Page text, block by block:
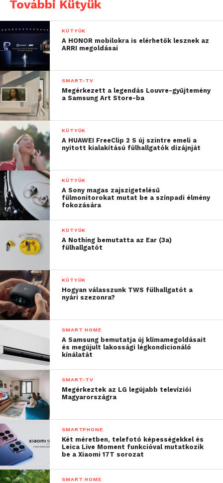
digitális banki megoldásokkal támogatott,
kiszolgáltatott helyzetű ügyfelek számára nyújt
szolgáltatásokat. A gyűrű eredetileg az ő igényeikre
készült, de mára bárki számára elérhető, aki
kényelmes, diszkrét és biztonságos fizetési
alternatívát keres.
A termék mostantól hivatalosan is megvásárolható
Magyarországonhttps://ringpay.com/hu-hu
További friss híreket talál aTechnokratafőoldalán!
Csatlakozzon hozzánk a
További Kütyük
KÜTYÜK
A HONOR mobilokra is elérhetők lesznek az
ARRI megoldásai
SMART-TV
Megérkezett a legendás Louvre-gyűjtemény
a Samsung Art Store-ba
KÜTYÜK
A HUAWEI FreeClip 2 S új szintre emeli a
nyitott kialakítású fülhallgatók dizájnját
KÜTYÜK
A Sony magas zajszigetelésű
fülmonitorokat mutat be a színpadi élmény
fokozására
KÜTYÜK
A Nothing bemutatta az Ear (3a)
fülhallgatót
KÜTYÜK
Hogyan válasszunk TWS fülhallgatót a
nyári szezonra?
SMART HOME
A Samsung bemutatja új klímamegoldásait
és megújult lakossági légkondicionáló
kínálatát
SMART-TV
Megérkeztek az LG legújabb televíziói
Magyarországra
SMARTPHONE
Két méretben, telefotó képességekkel és
Leica Live Moment funkcióval mutatkozik
be a Xiaomi 17T sorozat
SMART HOME